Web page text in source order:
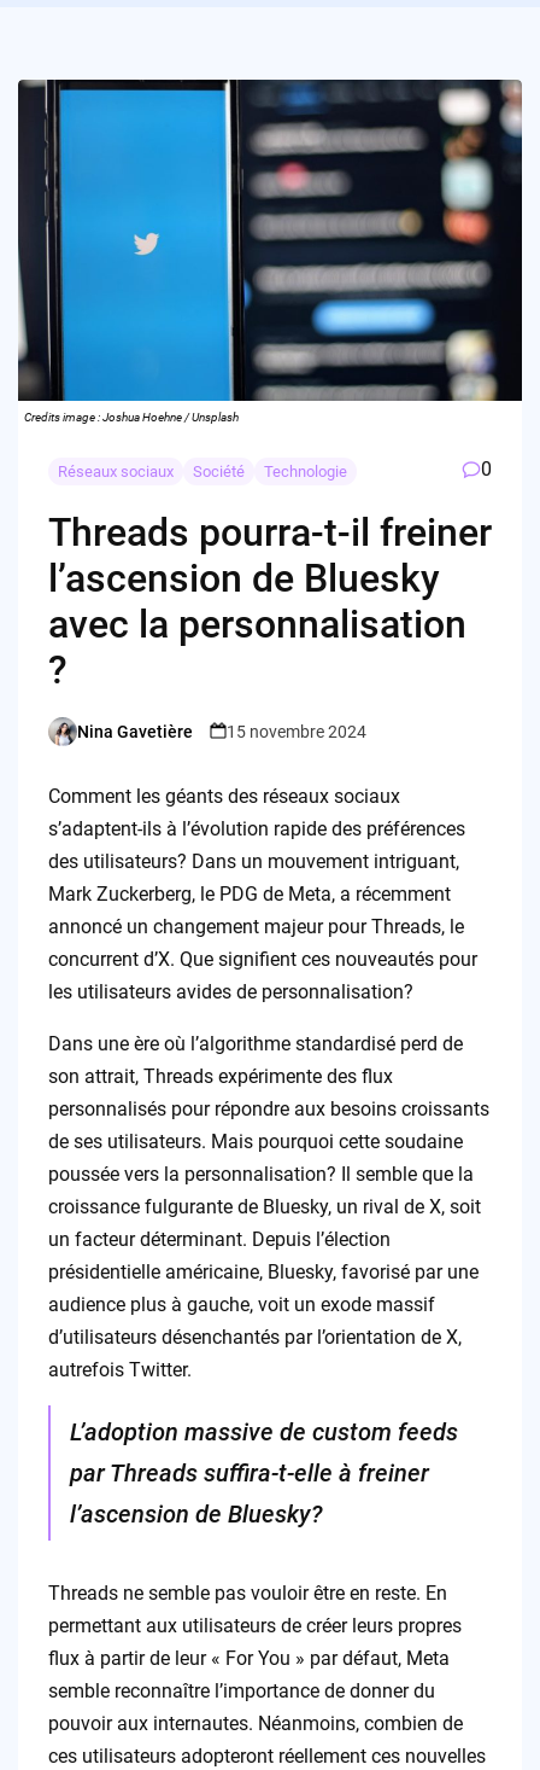
Credits image : Joshua Hoehne / Unsplash
Réseaux sociaux Société Technologie 0
Threads pourra-t-il freiner
l’ascension de Bluesky
avec la personnalisation
?
Posted
Nina Gavetière 15 novembre 2024
Comment les géants des réseaux sociaux
s’adaptent-ils à l’évolution rapide des préférences
des utilisateurs? Dans un mouvement intriguant,
Mark Zuckerberg, le PDG de Meta, a récemment
annoncé un changement majeur pour Threads, le
concurrent d’X. Que signifient ces nouveautés pour
les utilisateurs avides de personnalisation?
Dans une ère où l’algorithme standardisé perd de
son attrait, Threads expérimente des flux
personnalisés pour répondre aux besoins croissants
de ses utilisateurs. Mais pourquoi cette soudaine
poussée vers la personnalisation? Il semble que la
croissance fulgurante de Bluesky, un rival de X, soit
un facteur déterminant. Depuis l’élection
présidentielle américaine, Bluesky, favorisé par une
audience plus à gauche, voit un exode massif
d’utilisateurs désenchantés par l’orientation de X,
autrefois Twitter.
L’adoption massive de custom feeds
par Threads suffira-t-elle à freiner
l’ascension de Bluesky?
Threads ne semble pas vouloir être en reste. En
permettant aux utilisateurs de créer leurs propres
flux à partir de leur « For You » par défaut, Meta
semble reconnaître l’importance de donner du
pouvoir aux internautes. Néanmoins, combien de
ces utilisateurs adopteront réellement ces nouvelles